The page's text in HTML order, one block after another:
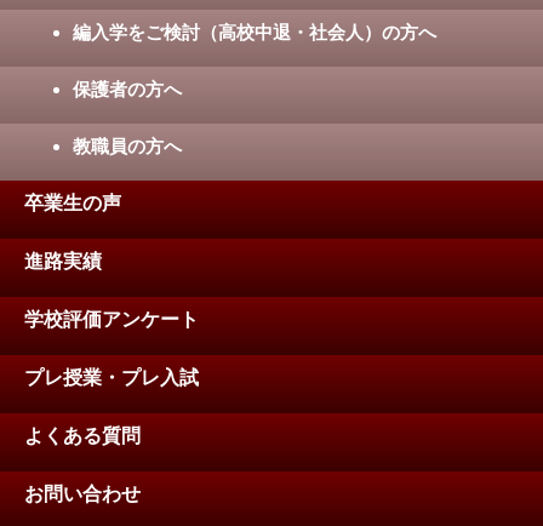
編入学をご検討（高校中退・社会人）の方へ
保護者の方へ
教職員の方へ
卒業生の声
進路実績
学校評価アンケート
プレ授業・プレ入試
よくある質問
お問い合わせ